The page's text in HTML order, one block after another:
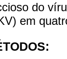
do
em